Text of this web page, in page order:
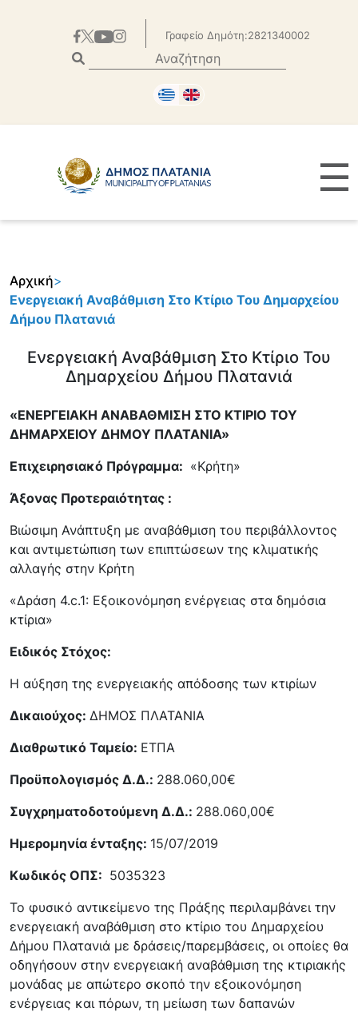
Γραφείο Δημότη:2821340002
☰
Αρχική>
Ενεργειακή Αναβάθμιση Στο Κτίριο Του Δημαρχείου
Δήμου Πλατανιά
Ενεργειακή Αναβάθμιση Στο Κτίριο Του
Δημαρχείου Δήμου Πλατανιά
«ΕΝΕΡΓΕΙΑΚΗ ΑΝΑΒΑΘΜΙΣΗ ΣΤΟ ΚΤΙΡΙΟ ΤΟΥ
ΔΗΜΑΡΧΕΙΟΥ ΔΗΜΟΥ ΠΛΑΤΑΝΙΑ»
Επιχειρησιακό Πρόγραμμα: «Κρήτη»
Άξονας Προτεραιότητας :
Βιώσιμη Ανάπτυξη με αναβάθμιση του περιβάλλοντος
και αντιμετώπιση των επιπτώσεων της κλιματικής
αλλαγής στην Κρήτη
«Δράση 4.c.1: Εξοικονόμηση ενέργειας στα δημόσια
κτίρια»
Ειδικός Στόχος:
Η αύξηση της ενεργειακής απόδοσης των κτιρίων
Δικαιούχος: ΔΗΜΟΣ ΠΛΑΤΑΝΙΑ
Διαθρωτικό Ταμείο: ΕΤΠΑ
Προϋπολογισμός Δ.Δ.: 288.060,00€
Συγχρηματοδοτούμενη Δ.Δ.: 288.060,00€
Ημερομηνία ένταξης: 15/07/2019
Κωδικός ΟΠΣ: 5035323
Το φυσικό αντικείμενο της Πράξης περιλαμβάνει την
ενεργειακή αναβάθμιση στο κτίριο του Δημαρχείου
Δήμου Πλατανιά με δράσεις/παρεμβάσεις, οι οποίες θα
οδηγήσουν στην ενεργειακή αναβάθμιση της κτιριακής
μονάδας με απώτερο σκοπό την εξοικονόμηση
ενέργειας και πόρων, τη μείωση των δαπανών